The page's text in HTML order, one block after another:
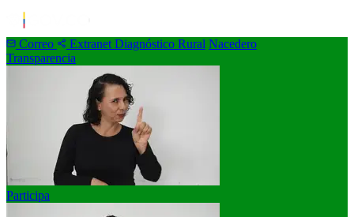
Correo Extranet Diagnóstico Rural Nacedero
Transparencia
Participa